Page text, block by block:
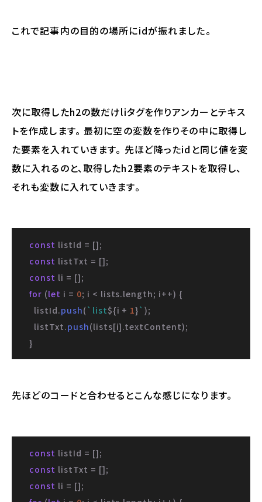
これで記事内の目的の場所にidが振れました。
次に取得したh2の数だけliタグを作りアンカーとテキス
トを作成します。 最初に空の変数を作りその中に取得し
た要素を入れていきます。 先ほど降ったidと同じ値を変
数に入れるのと、取得したh2要素のテキストを取得し、
それも変数に入れていきます。
const listId = [];
const listTxt = [];
const li = [];
for (let i = 0; i < lists.length; i++) {
      listId.
push( `list${i + 1}`);
      listTxt.
push(lists[i].textContent);
    }
先ほどのコードと合わせるとこんな感じになります。
const listId = [];
const listTxt = [];
const li = [];